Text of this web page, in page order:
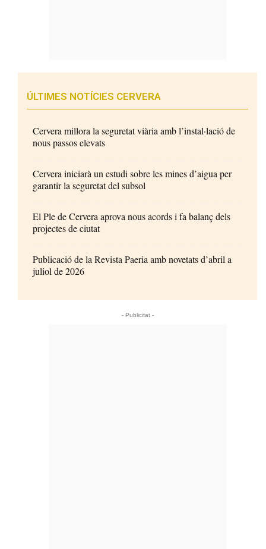
ÚLTIMES NOTÍCIES CERVERA
Cervera millora la seguretat viària amb l’instal·lació de
nous passos elevats
Cervera iniciarà un estudi sobre les mines d’aigua per
garantir la seguretat del subsol
El Ple de Cervera aprova nous acords i fa balanç dels
projectes de ciutat
Publicació de la Revista Paeria amb novetats d’abril a
juliol de 2026
- Publicitat -